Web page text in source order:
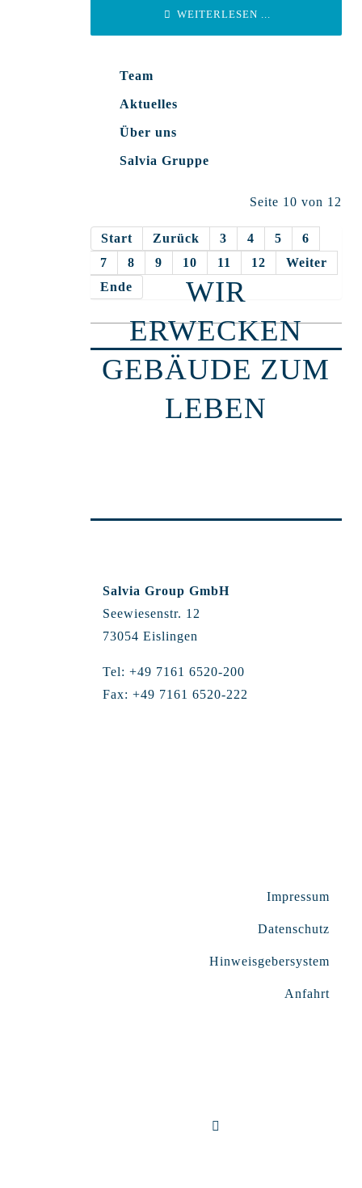
WEITERLESEN ...
Team
Aktuelles
Über uns
Salvia Gruppe
Seite 10 von 12
Start Zurück 3 4 5
6
7
8 9 10 11 12
Weiter
Ende
WIR
ERWECKEN
GEBÄUDE ZUM
LEBEN
Salvia Group GmbH
Seewiesenstr. 12
73054 Eislingen
Tel: +49 7161 6520-200
Fax: +49 7161 6520-222
Impressum
Datenschutz
Hinweisgebersystem
Anfahrt